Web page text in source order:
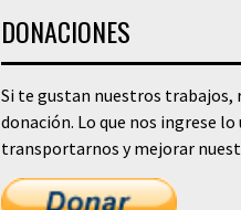
DONACIONES
Si te gustan nuestros trabajos,
donación. Lo que nos ingrese
transportarnos y mejorar